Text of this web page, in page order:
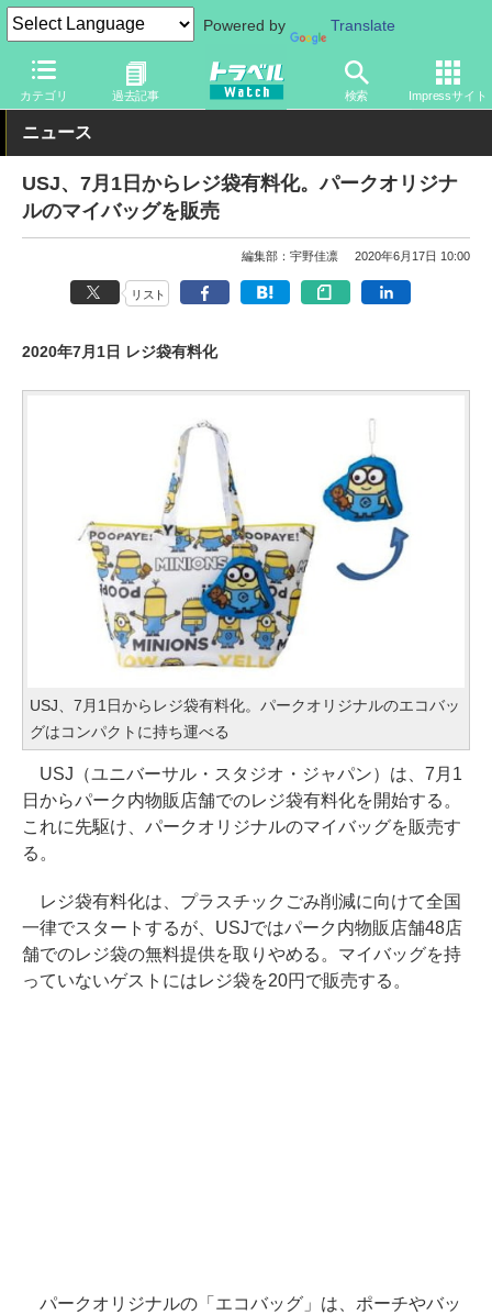
Powered by Translate
カテゴリ 過去記事 検索 Impressサイト
トラベル Watch 旅のアイテム 旅行グッズ バッグ
ニュース
USJ、7月1日からレジ袋有料化。パークオリジナ
ルのマイバッグを販売
編集部：宇野佳凛 2020年6月17日 10:00
リスト
2020年7月1日 レジ袋有料化
USJ、7月1日からレジ袋有料化。パークオリジナルのエコバッ
グはコンパクトに持ち運べる
USJ（ユニバーサル・スタジオ・ジャパン）は、7月1
日からパーク内物販店舗でのレジ袋有料化を開始する。
これに先駆け、パークオリジナルのマイバッグを販売す
る。
レジ袋有料化は、プラスチックごみ削減に向けて全国
一律でスタートするが、USJではパーク内物販店舗48店
舗でのレジ袋の無料提供を取りやめる。マイバッグを持
っていないゲストにはレジ袋を20円で販売する。
パークオリジナルの「エコバッグ」は、ポーチやバッ